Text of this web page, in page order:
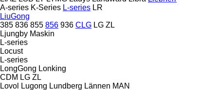
A-series K-Series L-series LR
LiuGong
385 836 855 856 936 CLG LG ZL
Ljungby Maskin
L-series
Locust
L-series
LongGong Lonking
CDM LG ZL
Lovol
Lugong Lundberg Lännen MAN